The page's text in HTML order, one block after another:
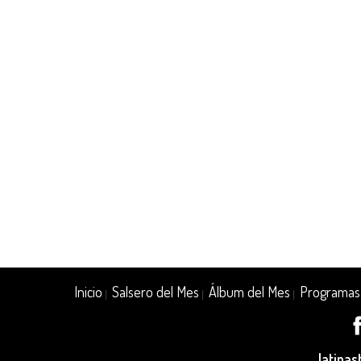
Inicio |Salsero del Mes |Álbum del Mes Programas